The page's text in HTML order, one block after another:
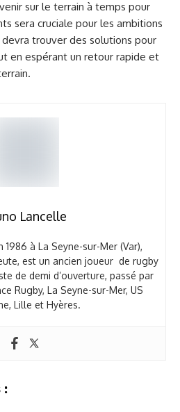
sur le terrain à temps pour
sera cruciale pour les ambitions
devra trouver des solutions pour
en espérant un retour rapide et
Lancelle
à La Seyne-sur-Mer (Var),
est un ancien joueur de rugby
de demi d’ouverture, passé par
Rugby, La Seyne-sur-Mer, US
Lille et Hyères.
: